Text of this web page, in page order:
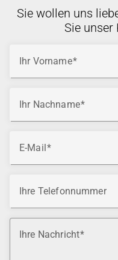
Sie wollen uns
Sie
Ihr Vorname
Ihr Nachname
E-Mail
Ihre Telefonnummer
Ihre Nachricht